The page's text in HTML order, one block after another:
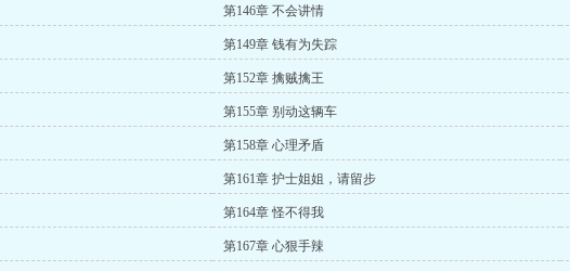
第146章 不会讲情
第149章 钱有为失踪
第152章 擒贼擒王
第155章 别动这辆车
第158章 心理矛盾
第161章 护士姐姐，请留步
第164章 怪不得我
第167章 心狠手辣